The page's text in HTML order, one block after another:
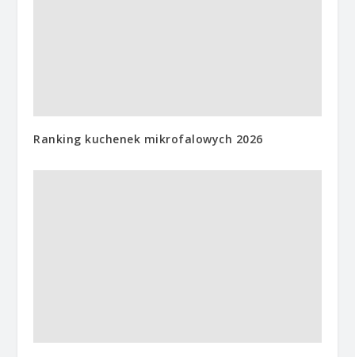
Ranking kuchenek mikrofalowych 2026